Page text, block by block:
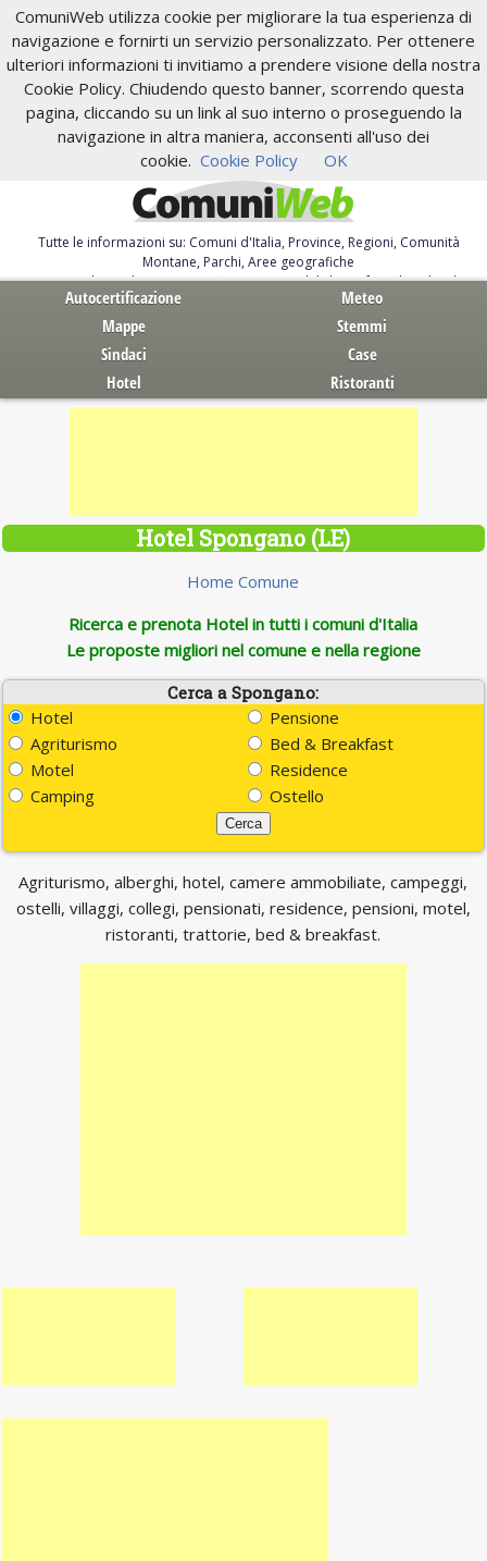
ComuniWeb utilizza cookie per migliorare la tua esperienza di
navigazione e fornirti un servizio personalizzato. Per ottenere
ulteriori informazioni ti invitiamo a prendere visione della nostra
Cookie Policy. Chiudendo questo banner, scorrendo questa
pagina, cliccando su un link al suo interno o proseguendo la
navigazione in altra maniera, acconsenti all'uso dei
cookie. Cookie Policy OK
Tutte le informazioni su: Comuni d'Italia, Province, Regioni, Comunità
Montane, Parchi, Aree geografiche
Servizi al Cittadino. Autocertificazione, moduli, leggi, free download
Autocertificazione
Meteo
Mappe
Stemmi
Sindaci
Case
Hotel
Ristoranti
Hotel Spongano (LE)
Home Comune
Ricerca e prenota Hotel in tutti i comuni d'Italia
Le proposte migliori nel comune e nella regione
Cerca a Spongano:
Hotel
Pensione
Agriturismo
Bed & Breakfast
Motel
Residence
Camping
Ostello
Agriturismo, alberghi, hotel, camere ammobiliate, campeggi,
ostelli, villaggi, collegi, pensionati, residence, pensioni, motel,
ristoranti, trattorie, bed & breakfast.